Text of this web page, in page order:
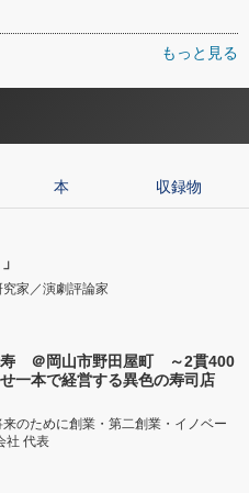
もっと見る
本 収録物
家／演劇評論家
＠岡山市野田屋町 ～2貫400
一本で経営する異色の寿司店
のために創業・第二創業・イノベー
社 代表